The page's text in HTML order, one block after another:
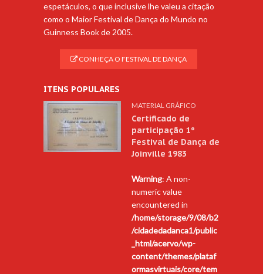
espetáculos, o que inclusive lhe valeu a citação
como o Maior Festival de Dança do Mundo no
Guinness Book de 2005.
CONHEÇA O FESTIVAL DE DANÇA
ITENS POPULARES
MATERIAL GRÁFICO
Certificado de
participação 1º
Festival de Dança de
Joinville 1983
Warning: A non-
numeric value
encountered in
/home/storage/9/08/b2
/cidadedadanca1/public
_html/acervo/wp-
content/themes/plataf
ormasvirtuais/core/tem